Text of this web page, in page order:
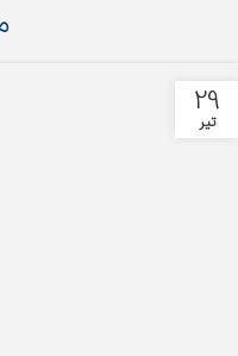
29
تیر